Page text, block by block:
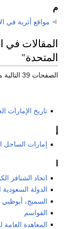
م
مواقع أثرية في
المقالات في
المتحدة"
الصفحات 39 التالية مصنّفة بهذا التصنيف، من إجمالي 39.
تاريخ الإمارات
إ
إمارات الساحل
اتحاد الشنافر
الدولة السعودية
السميح، أبوظبي
القواسم
المعاهدة العامة